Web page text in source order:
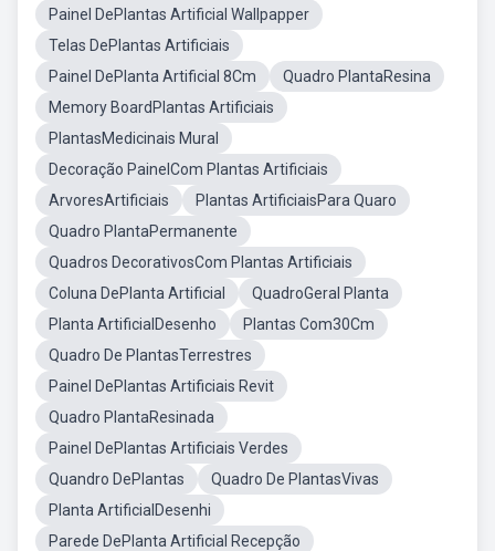
Painel DePlantas Artificial Wallpapper
Telas DePlantas Artificiais
Painel DePlanta Artificial 8Cm
Quadro PlantaResina
Memory BoardPlantas Artificiais
PlantasMedicinais Mural
Decoração PainelCom Plantas Artificiais
ArvoresArtificiais
Plantas ArtificiaisPara Quaro
Quadro PlantaPermanente
Quadros DecorativosCom Plantas Artificiais
Coluna DePlanta Artificial
QuadroGeral Planta
Planta ArtificialDesenho
Plantas Com30Cm
Quadro De PlantasTerrestres
Painel DePlantas Artificiais Revit
Quadro PlantaResinada
Painel DePlantas Artificiais Verdes
Quandro DePlantas
Quadro De PlantasVivas
Planta ArtificialDesenhi
Parede DePlanta Artificial Recepção